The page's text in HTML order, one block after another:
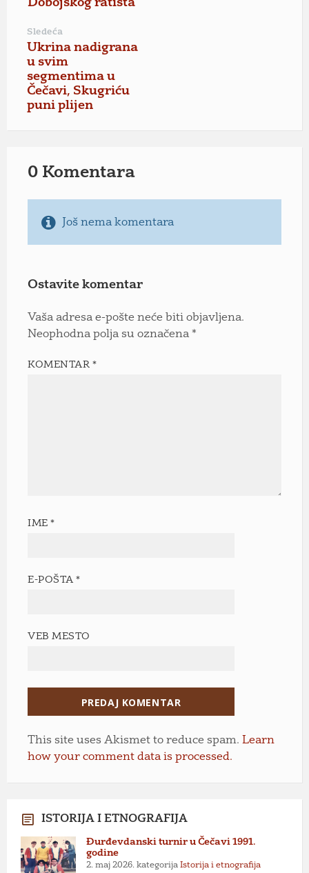
Dobojskog ratišta
Sledeća
Ukrina nadigrana
u svim
segmentima u
Čečavi, Skugriću
puni plijen
0 Komentara
Još nema komentara
Ostavite komentar
Vaša adresa e-pošte neće biti objavljena.
Neophodna polja su označena *
KOMENTAR*
IME*
E-POŠTA*
VEB MESTO
This site uses Akismet to reduce spam. Learn
how your comment data is processed.
ISTORIJA I ETNOGRAFIJA
Đurđevdanski turnir u Čečavi 1991.
godine
2. maj 2026. kategorija Istorija i etnografija